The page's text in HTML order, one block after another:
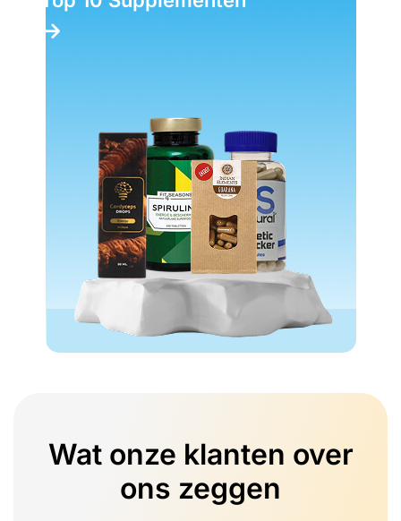
Wat onze klanten over
ons zeggen